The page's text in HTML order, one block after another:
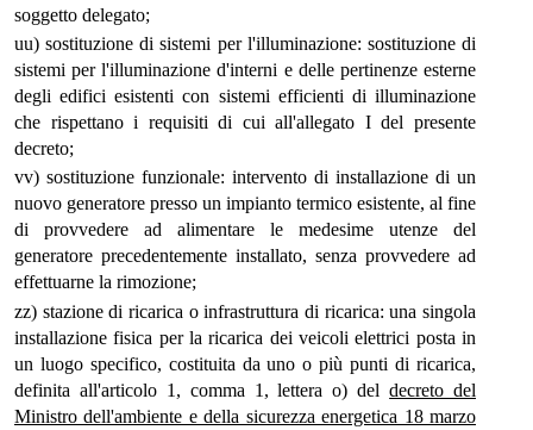
soggetto delegato;
uu) sostituzione di sistemi per l'illuminazione: sostituzione di
sistemi per l'illuminazione d'interni e delle pertinenze esterne
degli edifici esistenti con sistemi efficienti di illuminazione
che rispettano i requisiti di cui all'allegato I del presente
decreto;
vv) sostituzione funzionale: intervento di installazione di un
nuovo generatore presso un impianto termico esistente, al fine
di provvedere ad alimentare le medesime utenze del
generatore precedentemente installato, senza provvedere ad
effettuarne la rimozione;
zz) stazione di ricarica o infrastruttura di ricarica: una singola
installazione fisica per la ricarica dei veicoli elettrici posta in
un luogo specifico, costituita da uno o più punti di ricarica,
definita all'articolo 1, comma 1, lettera o) deldecreto del
Ministro dell'ambiente e della sicurezza energetica 18 marzo